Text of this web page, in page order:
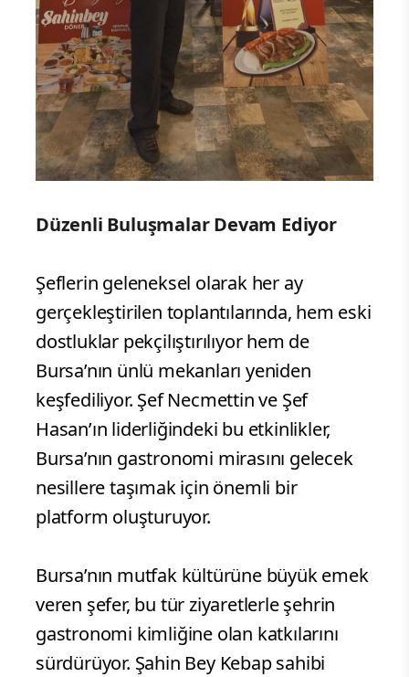
Düzenli Buluşmalar Devam Ediyor
Şeflerin geleneksel olarak her ay
gerçekleştirilen toplantılarında, hem eski
dostluklar pekçilıştırılıyor hem de
Bursa’nın ünlü mekanları yeniden
keşfediliyor. Şef Necmettin ve Şef
Hasan’ın liderliğindeki bu etkinlikler,
Bursa’nın gastronomi mirasını gelecek
nesillere taşımak için önemli bir
platform oluşturuyor.
Bursa’nın mutfak kültürüne büyük emek
veren şefer, bu tür ziyaretlerle şehrin
gastronomi kimliğine olan katkılarını
sürdürüyor. Şahin Bey Kebap sahibi